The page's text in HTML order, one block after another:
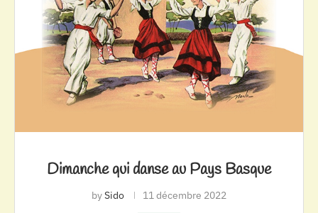
Dimanche qui danse au Pays Basque
bySido 11 décembre 2022